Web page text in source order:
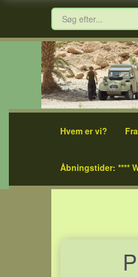
Hvem er vi?
Åbningstider: ****